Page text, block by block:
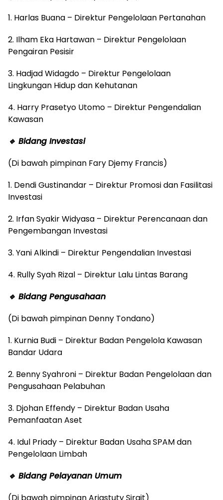
1. Harlas Buana – Direktur Pengelolaan Pertanahan
2. Ilham Eka Hartawan – Direktur Pengelolaan
Pengairan Pesisir
3. Hadjad Widagdo – Direktur Pengelolaan
Lingkungan Hidup dan Kehutanan
4. Harry Prasetyo Utomo – Direktur Pengendalian
Kawasan
🔹 Bidang Investasi
(Di bawah pimpinan Fary Djemy Francis)
1. Dendi Gustinandar – Direktur Promosi dan Fasilitasi
Investasi
2. Irfan Syakir Widyasa – Direktur Perencanaan dan
Pengembangan Investasi
3. Yani Alkindi – Direktur Pengendalian Investasi
4. Rully Syah Rizal – Direktur Lalu Lintas Barang
🔹 Bidang Pengusahaan
(Di bawah pimpinan Denny Tondano)
1. Kurnia Budi – Direktur Badan Pengelola Kawasan
Bandar Udara
2. Benny Syahroni – Direktur Badan Pengelolaan dan
Pengusahaan Pelabuhan
3. Djohan Effendy – Direktur Badan Usaha
Pemanfaatan Aset
4. Idul Priady – Direktur Badan Usaha SPAM dan
Pengelolaan Limbah
🔹 Bidang Pelayanan Umum